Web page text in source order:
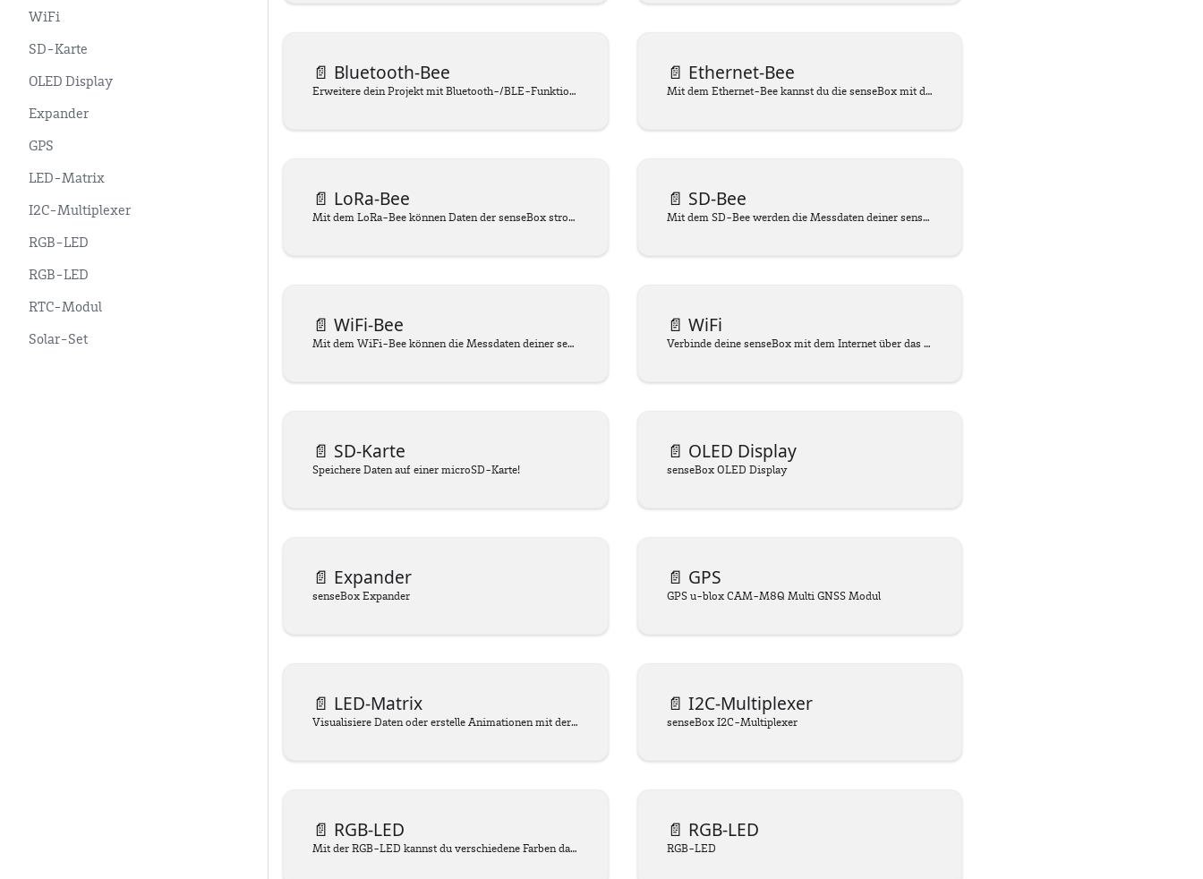
WiFi
SD-Karte
OLED Display
Expander
GPS
LED-Matrix
I2C-Multiplexer
RGB-LED
RGB-LED
RTC-Modul
Solar-Set
📄️ Bluetooth-Bee
Erweitere dein Projekt mit Bluetooth-/BLE-Funktionalität!
📄️ Ethernet-Bee
Mit dem Ethernet-Bee kannst du die senseBox mit dem Internet verbinden und Messwerte übertragen.
📄️ LoRa-Bee
Mit dem LoRa-Bee können Daten der senseBox stromsparend ins Internet übertragen werden.
📄️ SD-Bee
Mit dem SD-Bee werden die Messdaten deiner senseBox auf SD-Karte gespeichert.
📄️ WiFi-Bee
Mit dem WiFi-Bee können die Messdaten deiner senseBox per WLAN übertragen werden.
📄️ WiFi
Verbinde deine senseBox mit dem Internet über das integrierte WiFi-Modul.
📄️ SD-Karte
Speichere Daten auf einer microSD-Karte!
📄️ OLED Display
senseBox OLED Display
📄️ Expander
senseBox Expander
📄️ GPS
GPS u-blox CAM-M8Q Multi GNSS Modul
📄️ LED-Matrix
Visualisiere Daten oder erstelle Animationen mit der vielseitigen LED-Matrix.
📄️ I2C-Multiplexer
senseBox I2C-Multiplexer
📄️ RGB-LED
Mit der RGB-LED kannst du verschiedene Farben darstellen. Die RGB-LED besteht aus drei LEDs, die in den Farben Rot, Grün und Blau leuchten. Durch das Mischen dieser Farben können viele verschiedene Farben dargestellt werden.
📄️ RGB-LED
RGB-LED